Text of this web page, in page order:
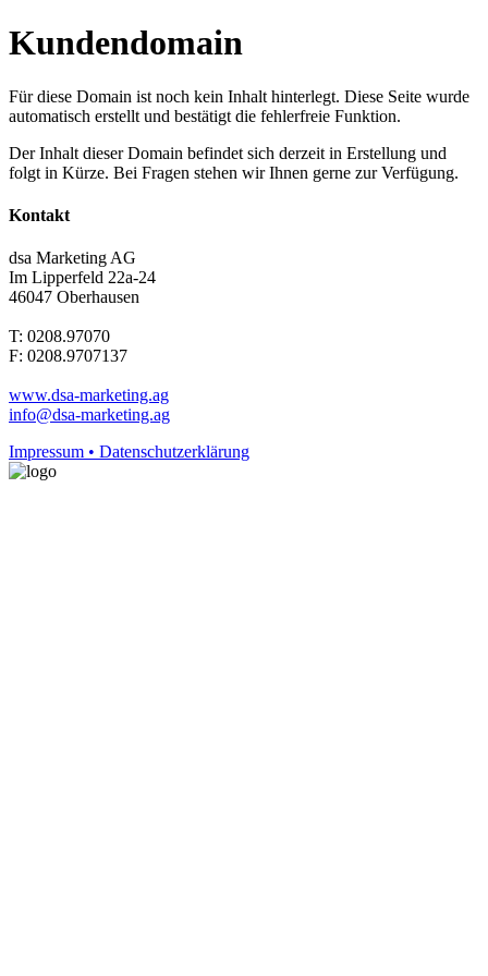
Kundendomain
Für diese Domain ist noch kein Inhalt hinterlegt. Diese Seite wurde
automatisch erstellt und bestätigt die fehlerfreie Funktion.
Der Inhalt dieser Domain befindet sich derzeit in Erstellung und
folgt in Kürze. Bei Fragen stehen wir Ihnen gerne zur Verfügung.
Kontakt
dsa Marketing AG
Im Lipperfeld 22a-24
46047 Oberhausen
T: 0208.97070
F: 0208.9707137
www.dsa-marketing.ag
info@dsa-marketing.ag
Impressum • Datenschutzerklärung